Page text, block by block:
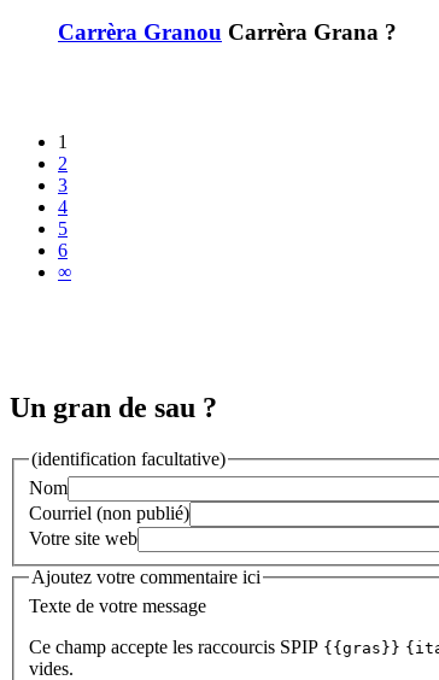
Carrèra Granou Carrèra Grana ?
1
2
3
4
5
6
∞
Un gran de sau ?
(identification facultative)
Nom
Courriel (non publié)
Votre site web
Ajoutez votre commentaire ici
Texte de votre message
Ce champ accepte les raccourcis SPIP {{gras}}
vides.